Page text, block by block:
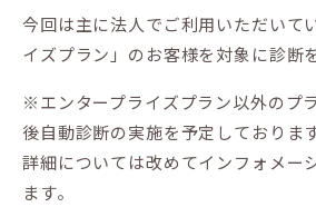
今回は主に法人でご利用いただいて
イズプラン」のお客様を対象に診断
※エンタープライズプラン以外のプ
後自動診断の実施を予定しております
詳細については改めてインフォメー
ます。